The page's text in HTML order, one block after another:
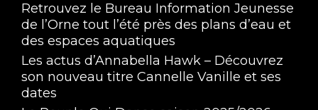
Retrouvez le Bureau Information Jeunesse
de l’Orne tout l’été près des plans d’eau et
des espaces aquatiques
Les actus d’Annabella Hawk – Découvrez
son nouveau titre Cannelle Vanille et ses
dates